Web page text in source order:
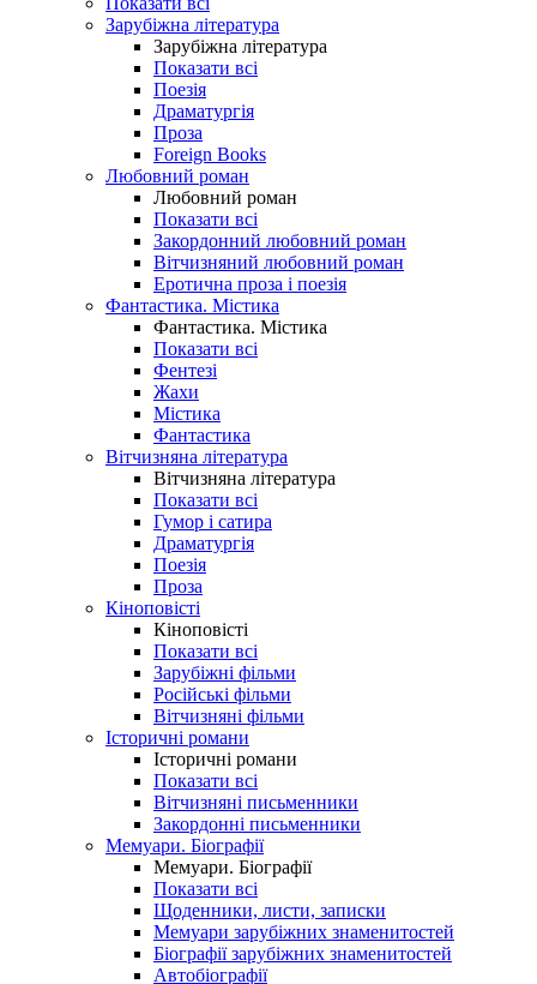
Зарубіжна література
Зарубіжна література
Показати всі
Поезія
Драматургія
Проза
Foreign Books
Любовний роман
Любовний роман
Показати всі
Закордонний любовний роман
Вітчизняний любовний роман
Еротична проза і поезія
Фантастика. Містика
Фантастика. Містика
Показати всі
Фентезі
Жахи
Містика
Фантастика
Вітчизняна література
Вітчизняна література
Показати всі
Гумор і сатира
Драматургія
Поезія
Проза
Кіноповісті
Кіноповісті
Показати всі
Зарубіжні фільми
Російські фільми
Вітчизняні фільми
Історичні романи
Історичні романи
Показати всі
Вітчизняні письменники
Закордонні письменники
Мемуари. Біографії
Мемуари. Біографії
Показати всі
Щоденники, листи, записки
Мемуари зарубіжних знаменитостей
Біографії зарубіжних знаменитостей
Автобіографії